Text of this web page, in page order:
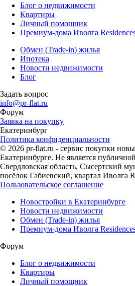
Блог о недвижимости
Квартиры
Личный помощник
Премиум-дома Иволга
Обмен (Trade-in) жилья
Ипотека
Новости недвижимости
Блог
Задать вопрос
info@pr-flat.ru
Форум
Заявка на покупку
Екатеринбург
Политика конфиденциальности
© 2026 pr-flat.ru - сервис покупки
Екатеринбурге. Не является
Свердловская область, Сысертский
посёлок Габиевский, квартал Иволга
Пользовательское соглашение
Новостройки в Екатеринбурге
Новости недвижимости
Обмен (Trade-in) жилья
Премиум-дома Иволга
Форум
Блог о недвижимости
Квартиры
Личный помощник